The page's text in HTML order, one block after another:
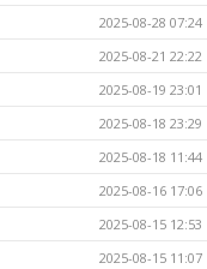
2025-08-28 07:24
2025-08-21 22:22
2025-08-19 23:01
2025-08-18 23:29
2025-08-18 11:44
2025-08-16 17:06
2025-08-15 12:53
2025-08-15 11:07